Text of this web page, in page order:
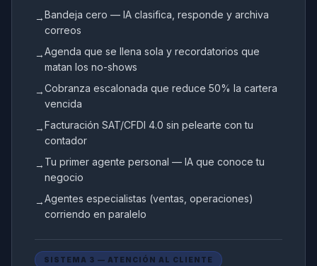
→Bandeja cero — IA clasifica, responde y archiva
correos
→Agenda que se llena sola y recordatorios que
matan los no-shows
→Cobranza escalonada que reduce 50% la cartera
vencida
→Facturación SAT/CFDI 4.0 sin pelearte con tu
contador
→ Tu primer agente personal — IA que conoce tu
negocio
→Agentes especialistas (ventas, operaciones)
corriendo en paralelo
SISTEMA 3 — ATENCIÓN AL CLIENTE